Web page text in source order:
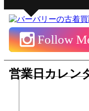
Follow
営業日カレン